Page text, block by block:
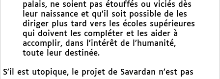
palais, ne soient pas étouffés ou viciés dès
leur naissance et qu’il soit possible de les
diriger plus tard vers les écoles supérieures
qui doivent les compléter et les aider à
accomplir, dans l’intérêt de l’humanité,
toute leur destinée.
S’il est utopique, le projet de Savardan n’est pas